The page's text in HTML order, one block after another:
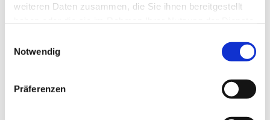
weiteren Daten zusammen, die Sie ihnen bereitgestellt
Notwendig
Präferenzen